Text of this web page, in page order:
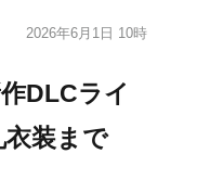
2026年6月1日 10時
DLCライ
装まで